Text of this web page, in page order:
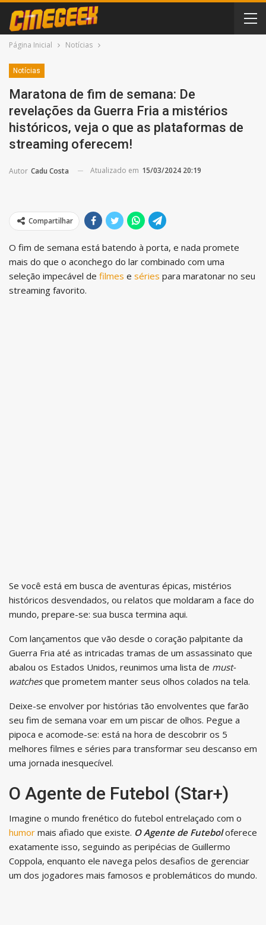
Página Inicial Notícias
Notícias
Maratona de fim de semana: De
revelações da Guerra Fria a mistérios
históricos, veja o que as plataformas de
streaming oferecem!
Autor Cadu Costa Atualizado em 15/03/2024 20:19
Compartilhar
O fim de semana está batendo à porta, e nada promete
mais do que o aconchego do lar combinado com uma
seleção impecável de filmes e séries para maratonar no seu
streaming favorito.
Se você está em busca de aventuras épicas, mistérios
históricos desvendados, ou relatos que moldaram a face do
mundo, prepare-se: sua busca termina aqui.
Com lançamentos que vão desde o coração palpitante da
Guerra Fria até as intricadas tramas de um assassinato que
abalou os Estados Unidos, reunimos uma lista de must-
watchesque prometem manter seus olhos colados na tela.
Deixe-se envolver por histórias tão envolventes que farão
seu fim de semana voar em um piscar de olhos. Pegue a
pipoca e acomode-se: está na hora de descobrir os 5
melhores filmes e séries para transformar seu descanso em
uma jornada inesquecível.
O Agente de Futebol (Star+)
Imagine o mundo frenético do futebol entrelaçado com o
humor mais afiado que existe. O Agente de Futeboloferece
exatamente isso, seguindo as peripécias de Guillermo
Coppola, enquanto ele navega pelos desafios de gerenciar
um dos jogadores mais famosos e problemáticos do mundo.